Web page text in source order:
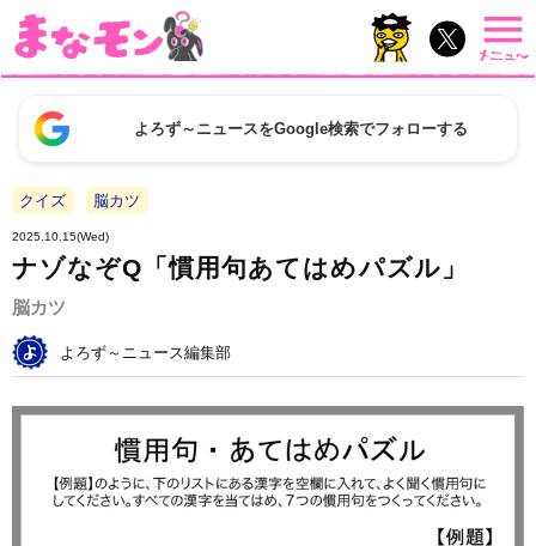
よろず～ニュースをGoogle検索でフォローする
クイズ 脳カツ
2025.10.15(Wed)
ナゾなぞQ「慣用句あてはめパズル」
脳カツ
よろず～ニュース編集部